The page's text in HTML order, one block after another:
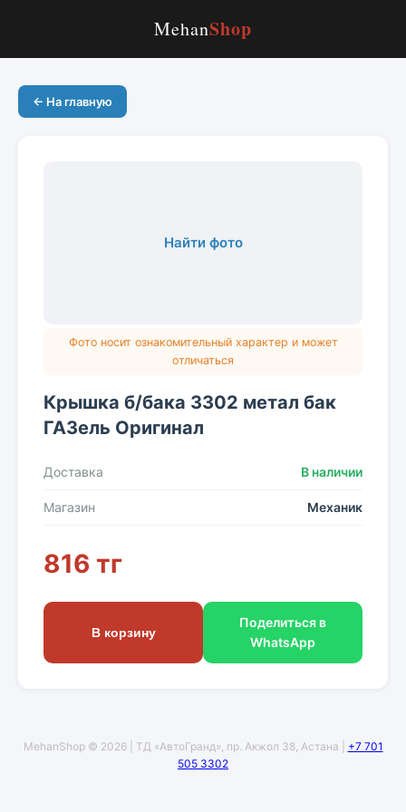
MehanShop
← На главную
Найти фото
Фото носит ознакомительный характер и может
отличаться
Крышка б/бака 3302 метал бак
ГАЗель Оригинал
Доставка В наличии
Магазин Механик
816 тг
В корзину
Поделиться в
WhatsApp
MehanShop © 2026 | ТД «АвтоГранд», пр. Акжол 38, Астана | +7 701
505 3302